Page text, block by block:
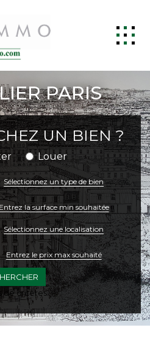
LOCATIVE
VENDUS
PARIS
UN BIEN ?
Louer
Sélectionnez un type de bien
Sélectionnez une localisation
de critères